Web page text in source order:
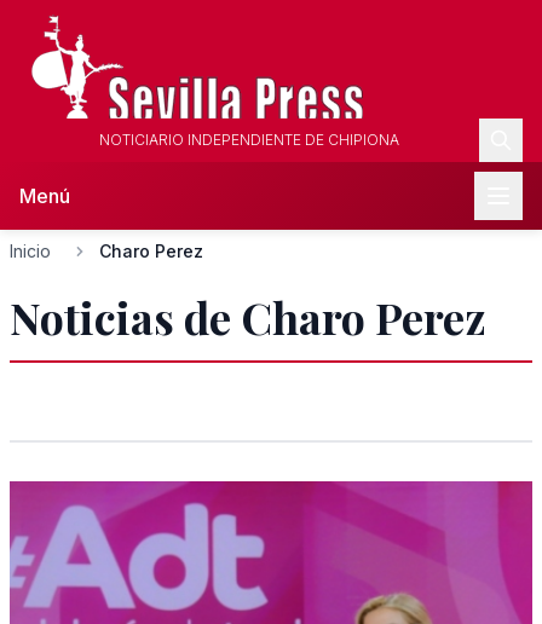
NOTICIARIO INDEPENDIENTE DE CHIPIONA
Menú
Inicio Charo Perez
Noticias de Charo Perez